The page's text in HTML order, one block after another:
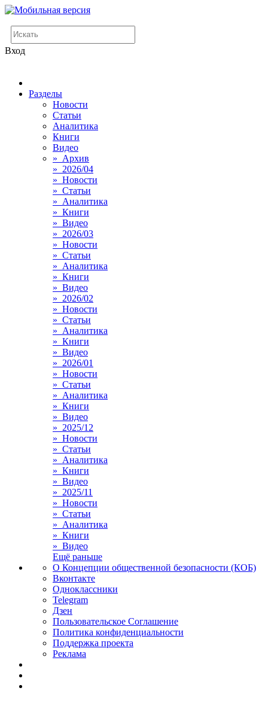
Вход
Разделы
Новости
Статьи
Аналитика
Книги
Видео
» Архив
» 2026/04
» Новости
» Статьи
» Аналитика
» Книги
» Видео
» 2026/03
» Новости
» Статьи
» Аналитика
» Книги
» Видео
» 2026/02
» Новости
» Статьи
» Аналитика
» Книги
» Видео
» 2026/01
» Новости
» Статьи
» Аналитика
» Книги
» Видео
» 2025/12
» Новости
» Статьи
» Аналитика
» Книги
» Видео
» 2025/11
» Новости
» Статьи
» Аналитика
» Книги
» Видео
Ещё раньше
О Концепции общественной безопасности (КОБ)
Вконтакте
Одноклассники
Telegram
Дзен
Пользовательское Соглашение
Политика конфиденциальности
Поддержка проекта
Реклама